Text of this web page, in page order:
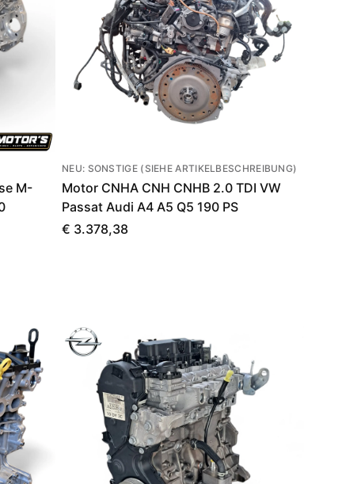
M-
NEU: SONSTIGE (SIEHE ARTIKELBESCHREIBUNG)
Motor CNHA CNH CNHB 2.0 TDI VW
Passat Audi A4 A5 Q5 190 PS
€ 3.378,38